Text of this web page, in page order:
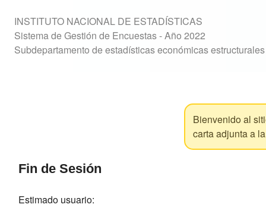
INSTITUTO NACIONAL DE ESTADÍSTICAS
Sistema de Gestión de Encuestas - Año 2022
Subdepartamento de estadísticas económicas
Bienvenido al
carta adjunta a
Fin de Sesión
Estimado usuario: